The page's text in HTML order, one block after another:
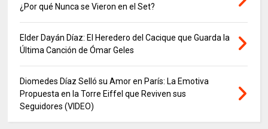
¿Por qué Nunca se Vieron en el Set?
Elder Dayán Díaz: El Heredero del Cacique que Guarda la
Última Canción de Ómar Geles
Diomedes Díaz Selló su Amor en París: La Emotiva
Propuesta en la Torre Eiffel que Reviven sus
Seguidores (VIDEO)